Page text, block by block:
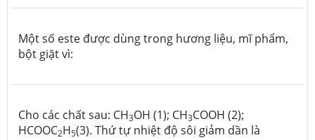
Một số este được dùng trong hương liệu, mĩ phẩm,
bột giặt vì:
Cho các chất sau: CH3OH (1); CH3COOH (2);
HCOOC2H5(3). Thứ tự nhiệt độ sôi giảm dần là